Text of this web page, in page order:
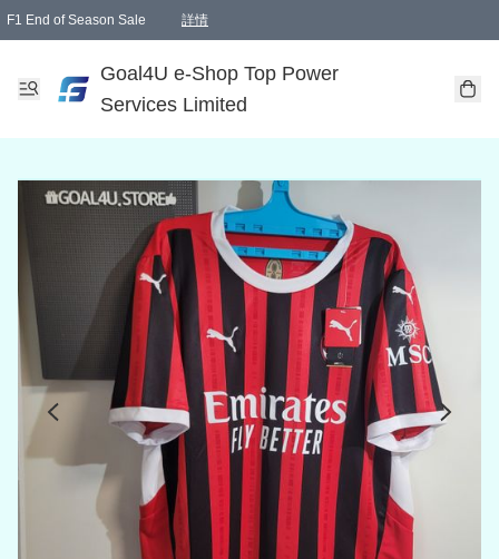
F1 End of Season Sale 詳情
Goal4U e-Shop Top Power
Services Limited